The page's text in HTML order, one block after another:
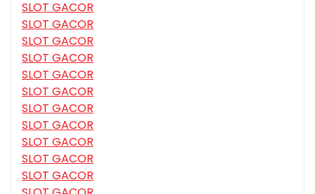
SLOT GACOR
SLOT GACOR
SLOT GACOR
SLOT GACOR
SLOT GACOR
SLOT GACOR
SLOT GACOR
SLOT GACOR
SLOT GACOR
SLOT GACOR
SLOT GACOR